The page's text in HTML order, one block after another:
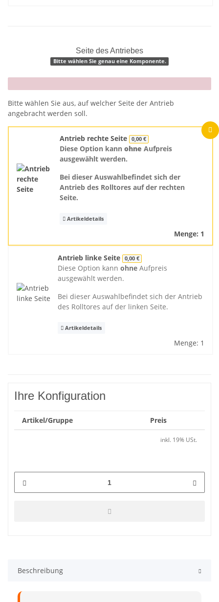
Seite des Antriebes
Bitte wählen Sie genau eine Komponente.
x
Bitte wählen Sie aus, auf welcher Seite der Antrieb
angebracht werden soll.
Antrieb rechte Seite 0,00 €
Diese Option kann ohne Aufpreis
ausgewählt werden.
Bei dieser Auswahlbefindet sich der
Antrieb des Rolltores auf der rechten
Seite.
Artikeldetails
Menge: 1
Antrieb linke Seite 0,00 €
Diese Option kann ohneAufpreis
ausgewählt werden.
Bei dieser Auswahlbefindet sich der Antrieb
des Rolltores auf der linken Seite.
Artikeldetails
Menge: 1
Ihre Konfiguration
Artikel/Gruppe Preis
inkl. 19% USt.
Beschreibung